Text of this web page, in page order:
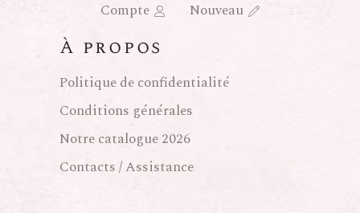
À propos
Politique de confidentialité
Conditions générales
Notre catalogue 2026
Contacts / Assistance
Compte
Nouveau